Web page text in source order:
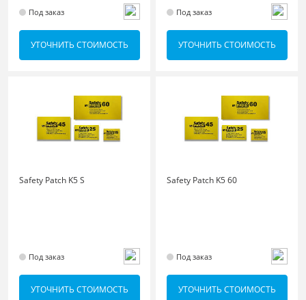
Под заказ
УТОЧНИТЬ СТОИМОСТЬ
Под заказ
УТОЧНИТЬ СТОИМОСТЬ
Safety Patch K5 S
Под заказ
УТОЧНИТЬ СТОИМОСТЬ
Safety Patch K5 60
Под заказ
УТОЧНИТЬ СТОИМОСТЬ